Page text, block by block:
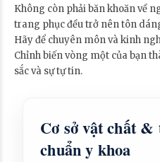
Không còn phải băn khoăn về
trang phục đều trở nên tôn
Hãy để chuyên môn và kinh
Chỉnh biến vòng một của bạn
sắc và sự tự tin.
Cơ sở vật chất
chuẩn y khoa